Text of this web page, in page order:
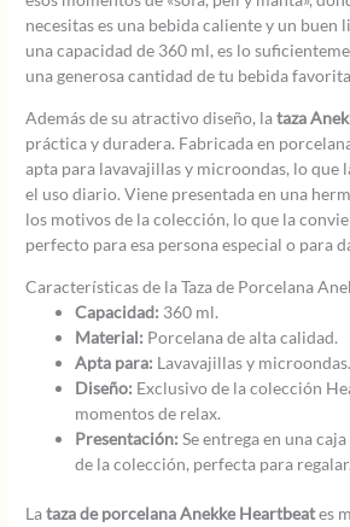
necesitas es una bebida caliente y un buen
una capacidad de 360 ml, es lo
una generosa cantidad de tu bebida
Además de su atractivo diseño, lataza
práctica y duradera. Fabricada en
apta para lavavajillas y microondas, lo que
el uso diario. Viene presentada en una
los motivos de la colección, lo que la
perfecto para esa persona especial o para
Características de la Taza de Porcelana
Capacidad: 360 ml.
Material: Porcelana de alta calidad.
Apta para: Lavavajillas y microondas.
Diseño: Exclusivo de la colección
momentos de relax.
Presentación: Se entrega en una
de la colección, perfecta para regalar.
Lataza de porcelana Anekke Heartbeates